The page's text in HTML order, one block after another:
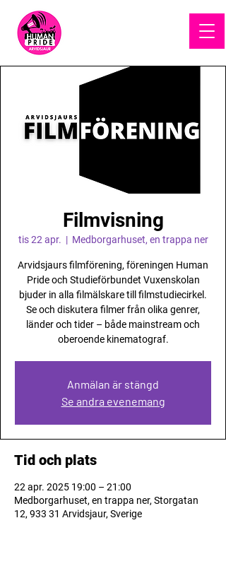
Filmvisning
tis 22 apr.
  |
Medborgarhuset, en trappa ner
Arvidsjaurs filmförening, föreningen Human
Pride och Studieförbundet Vuxenskolan
bjuder in alla filmälskare till filmstudiecirkel.
Se och diskutera filmer från olika genrer,
länder och tider – både mainstream och
oberoende kinematograf.
Anmälan är stängd
Se andra evenemang
Tid och plats
22 apr. 2025 19:00 – 21:00
Medborgarhuset, en trappa ner, Storgatan
12, 933 31 Arvidsjaur, Sverige